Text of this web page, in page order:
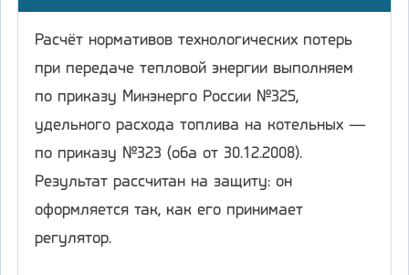
Расчёт нормативов технологических потерь
при передаче тепловой энергии выполняем
по приказу Минэнерго России №325,
удельного расхода топлива на котельных —
по приказу №323 (оба от 30.12.2008).
Результат рассчитан на защиту: он
оформляется так, как его принимает
регулятор.